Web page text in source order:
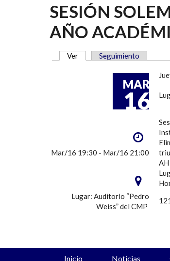
SESIÓN
AÑO
SOLAPAS
Ver (solapa activa)
Seguimiento
MAR
16
Mar/16 19:30 - Mar/16 21:00
Lugar: Auditorio “Pedro
Weiss” del CMP
Inicio Noticias